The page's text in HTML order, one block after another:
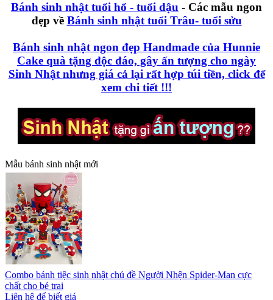
Bánh sinh nhật tuổi hổ - tuổi dậu - Các mẫu ngon
đẹp về Bánh sinh nhật tuổi Trâu- tuổi sửu
Bánh sinh nhật ngon đẹp Handmade của Hunnie
Cake quà tặng độc đáo, gây ấn tượng cho ngày
Sinh Nhật nhưng giá cả lại rất hợp túi tiền, click để
xem chi tiết !!!
Mẫu bánh sinh nhật mới
Combo bánh tiệc sinh nhật chủ đề Người Nhện Spider-Man cực
chất cho bé trai
Liên hệ để biết giá